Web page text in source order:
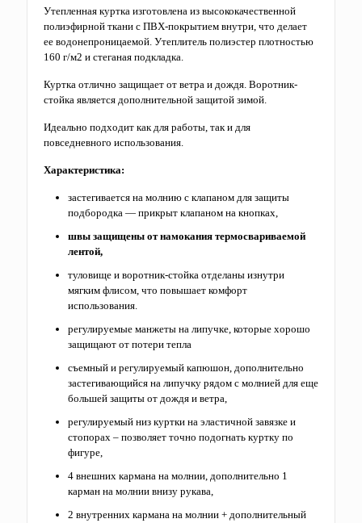
Утепленная куртка изготовлена ​​из высококачественной
полиэфирной ткани с ПВХ-покрытием внутри, что делает
ее водонепроницаемой. Утеплитель полиэстер плотностью
160 г/м2 и стеганая подкладка.
Куртка отлично защищает от ветра и дождя. Воротник-
стойка является дополнительной защитой зимой.
Идеально подходит как для работы, так и для
повседневного использования.
Характеристика:
застегивается на молнию с клапаном для защиты
подбородка — прикрыт клапаном на кнопках,
швы защищены от намокания термосвариваемой
лентой,
туловище и воротник-стойка отделаны изнутри
мягким флисом, что повышает комфорт
использования.
регулируемые манжеты на липучке, которые хорошо
защищают от потери тепла
съемный и регулируемый капюшон, дополнительно
застегивающийся на липучку рядом с молнией для еще
большей защиты от дождя и ветра,
регулируемый низ куртки на эластичной завязке и
стопорах – позволяет точно подогнать куртку по
фигуре,
4 внешних кармана на молнии, дополнительно 1
карман на молнии внизу рукава,
2 внутренних кармана на молнии + дополнительный